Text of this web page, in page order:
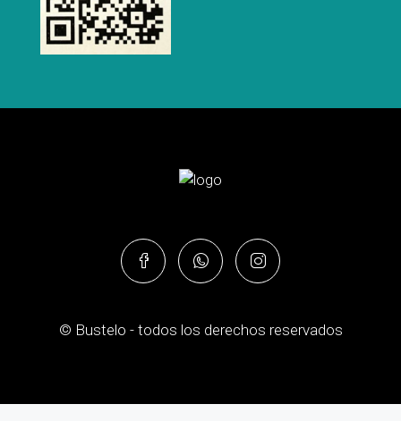
© Bustelo - todos los derechos reservados